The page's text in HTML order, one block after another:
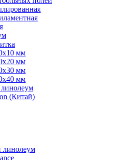
мм
мм
мм
мм
(Китай)
линолеум